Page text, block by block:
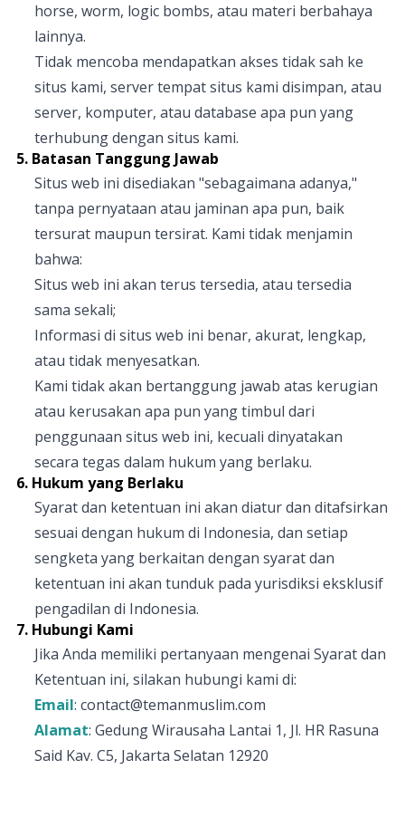
horse, worm, logic bombs, atau materi berbahaya
lainnya.
Tidak mencoba mendapatkan akses tidak sah ke
situs kami, server tempat situs kami disimpan, atau
server, komputer, atau database apa pun yang
terhubung dengan situs kami.
5. Batasan Tanggung Jawab
Situs web ini disediakan "sebagaimana adanya,"
tanpa pernyataan atau jaminan apa pun, baik
tersurat maupun tersirat. Kami tidak menjamin
bahwa:
Situs web ini akan terus tersedia, atau tersedia
sama sekali;
Informasi di situs web ini benar, akurat, lengkap,
atau tidak menyesatkan.
Kami tidak akan bertanggung jawab atas kerugian
atau kerusakan apa pun yang timbul dari
penggunaan situs web ini, kecuali dinyatakan
secara tegas dalam hukum yang berlaku.
6. Hukum yang Berlaku
Syarat dan ketentuan ini akan diatur dan ditafsirkan
sesuai dengan hukum di Indonesia, dan setiap
sengketa yang berkaitan dengan syarat dan
ketentuan ini akan tunduk pada yurisdiksi eksklusif
pengadilan di Indonesia.
7. Hubungi Kami
Jika Anda memiliki pertanyaan mengenai Syarat dan
Ketentuan ini, silakan hubungi kami di:
Email: contact@temanmuslim.com
Alamat: Gedung Wirausaha Lantai 1, Jl. HR Rasuna
Said Kav. C5, Jakarta Selatan 12920